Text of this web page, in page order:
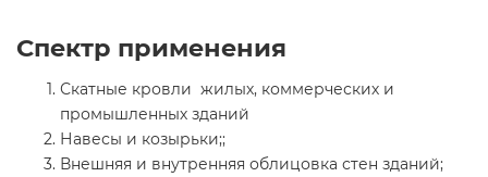
Спектр применения
Скатные кровли жилых, коммерческих и
промышленных зданий
Навесы и козырьки;;
Внешняя и внутренняя облицовка стен зданий;